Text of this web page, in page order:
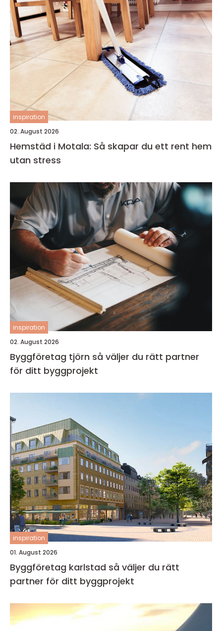
inspiration
02. August 2026
Hemstäd i Motala: Så skapar du ett rent hem
utan stress
inspiration
02. August 2026
Byggföretag tjörn så väljer du rätt partner
för ditt byggprojekt
inspiration
01. August 2026
Byggföretag karlstad så väljer du rätt
partner för ditt byggprojekt